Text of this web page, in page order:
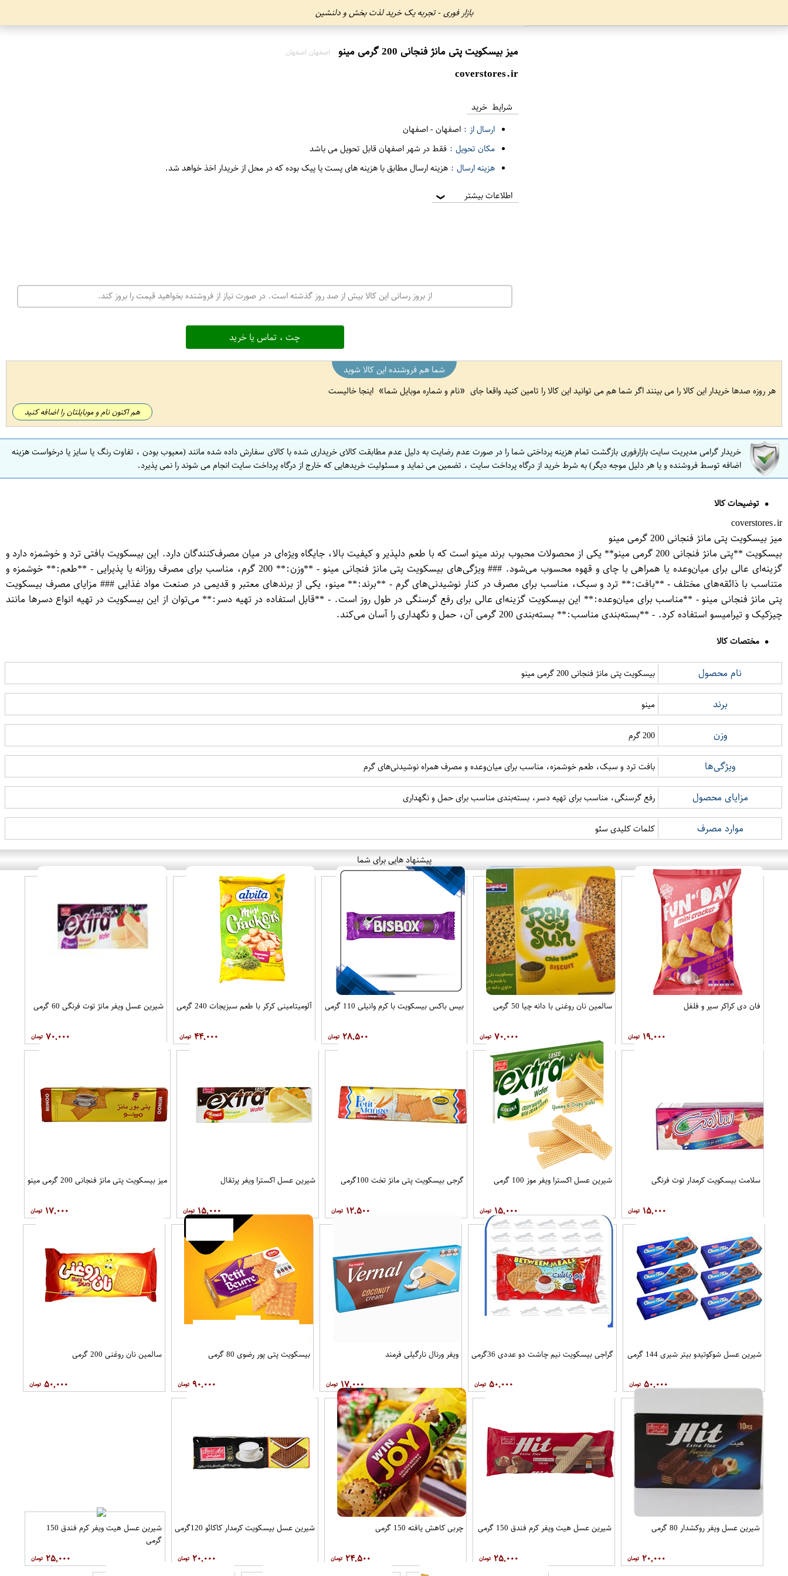
بازار فوری - تجربه یک خرید لذت بخش و دلنشین
میز بیسکویت پتی مانژ فنجانی 200 گرمی مینو اصفهان اصفهان
coverstores.ir
شرایط خرید
ارسال از : اصفهان-اصفهان
مکان تحویل : فقط در شهر اصفهان قابل تحویل می باشد
هزینه ارسال : هزینه ارسال مطابق با هزینه های پست یا پیک بوده که در محل از خریدار اخذ خواهد شد.
اطلاعات بیشتر ❯
از بروز رسانی این کالا بیش از صد روز گذشته است. در صورت نیاز از فروشنده بخواهید قیمت را بروز کند.
چت ، تماس یا خرید
شما هم فروشنده این کالا شوید
هر روزه صدها خریدار این کالا را می بینند اگر شما هم می توانید این کالا را تامین کنید واقعا جای
نام و شماره موبایل شما اینجا خالیست
هم اکنون نام و موبایلتان را اضافه کنید
خریدار گرامی مدیریت سایت بازارفوری بازگشت تمام هزینه پرداختی شما را در صورت عدم رضایت به دلیل عدم مطابقت کالای خریداری شده با کالای سفارش داده شده مانند (معیوب بودن ، تفاوت رنگ یا سایز یا درخواست هزینه
اضافه توسط فروشنده و یا هر دلیل موجه دیگر) به شرط خرید از درگاه پرداخت سایت ، تضمین می نماید و مسئولیت خریدهایی که خارج از درگاه پرداخت سایت انجام می شوند را نمی پذیرد.
توضیحات کالا
coverstores.ir
میز بیسکویت پتی مانژ فنجانی 200 گرمی مینو
بیسکویت **پتی مانژ فنجانی 200 گرمی مینو** یکی از محصولات محبوب برند مینو است که با طعم دلپذیر و کیفیت بالا، جایگاه ویژه‌ای در میان مصرف‌کنندگان دارد. این بیسکویت بافتی ترد و خوشمزه دارد و
گزینه‌ای عالی برای میان‌وعده یا همراهی با چای و قهوه محسوب می‌شود. ### ویژگی‌های بیسکویت پتی مانژ فنجانی مینو - **وزن:** 200 گرم، مناسب برای مصرف روزانه یا پذیرایی - **طعم:** خوشمزه و
متناسب با ذائقه‌های مختلف - **بافت:** ترد و سبک، مناسب برای مصرف در کنار نوشیدنی‌های گرم - **برند:** مینو، یکی از برندهای معتبر و قدیمی در صنعت مواد غذایی ### مزایای مصرف بیسکویت
پتی مانژ فنجانی مینو - **مناسب برای میان‌وعده:** این بیسکویت گزینه‌ای عالی برای رفع گرسنگی در طول روز است. - **قابل استفاده در تهیه دسر:** می‌توان از این بیسکویت در تهیه انواع دسرها مانند
چیزکیک و تیرامیسو استفاده کرد. - **بسته‌بندی مناسب:** بسته‌بندی 200 گرمی آن، حمل و نگهداری را آسان می‌کند.
مختصات کالا
نام محصول بیسکویت پتی مانژ فنجانی 200 گرمی مینو
برند مینو
وزن 200 گرم
ویژگی‌ها بافت ترد و سبک، طعم خوشمزه، مناسب برای میان‌وعده و مصرف همراه نوشیدنی‌های گرم
مزایای محصول رفع گرسنگی، مناسب برای تهیه دسر، بسته‌بندی مناسب برای حمل و نگهداری
موارد مصرف کلمات کلیدی سئو
پیشنهاد هایی برای شما
فان دی کراکر سیر و فلفل
۱۹,۰۰۰
سالمین نان روغنی با دانه چیا 50 گرمی
۷۰,۰۰۰
بیس باکس بیسکویت با کرم وانیلی 110 گرمی
۲۸,۵۰۰
آلومیتامینی کرکر با طعم سبزیجات 240 گرمی
۴۴,۰۰۰
شیرین عسل ویفر مانژ توت فرنگی 60 گرمی
۷۰,۰۰۰
سلامت بیسکویت کرمدار توت فرنگی
۱۵,۰۰۰
شیرین عسل اکسترا ویفر موز 100 گرمی
۱۵,۰۰۰
گرجی بیسکویت پتی مانژ تخت 100گرمی
۱۲,۵۰۰
شیرین عسل اکسترا ویفر پرتقال
۱۵,۰۰۰
میز بیسکویت پتی مانژ فنجانی 200 گرمی مینو
۱۷,۰۰۰
شیرین عسل شوکوتیدو بیتر شیری 144 گرمی
۵۰,۰۰۰
گراجی بیسکویت نیم چاشت دو عددی 36گرمی
۵۰,۰۰۰
ویفر ورنال نارگیلی فرمند
۱۷,۰۰۰
بیسکویت پتی پور رضوی 80 گرمی
۹۰,۰۰۰
سالمین نان روغنی 200 گرمی
۵۰,۰۰۰
شیرین عسل ویفر روکشدار 80 گرمی
۲۰,۰۰۰
شیرین عسل هیت ویفر کرم فندق 150 گرمی
۲۵,۰۰۰
چربی کاهش یافته 150 گرمی
۲۴,۵۰۰
شیرین عسل بیسکویت کرمدار کاکائو 120گرمی
۲۰,۰۰۰
شیرین عسل هیت ویفر کرم فندق 150
گرمی
۲۵,۰۰۰